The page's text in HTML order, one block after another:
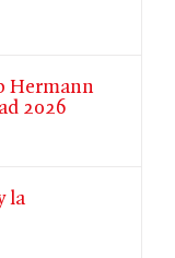
Hermann
2026
la